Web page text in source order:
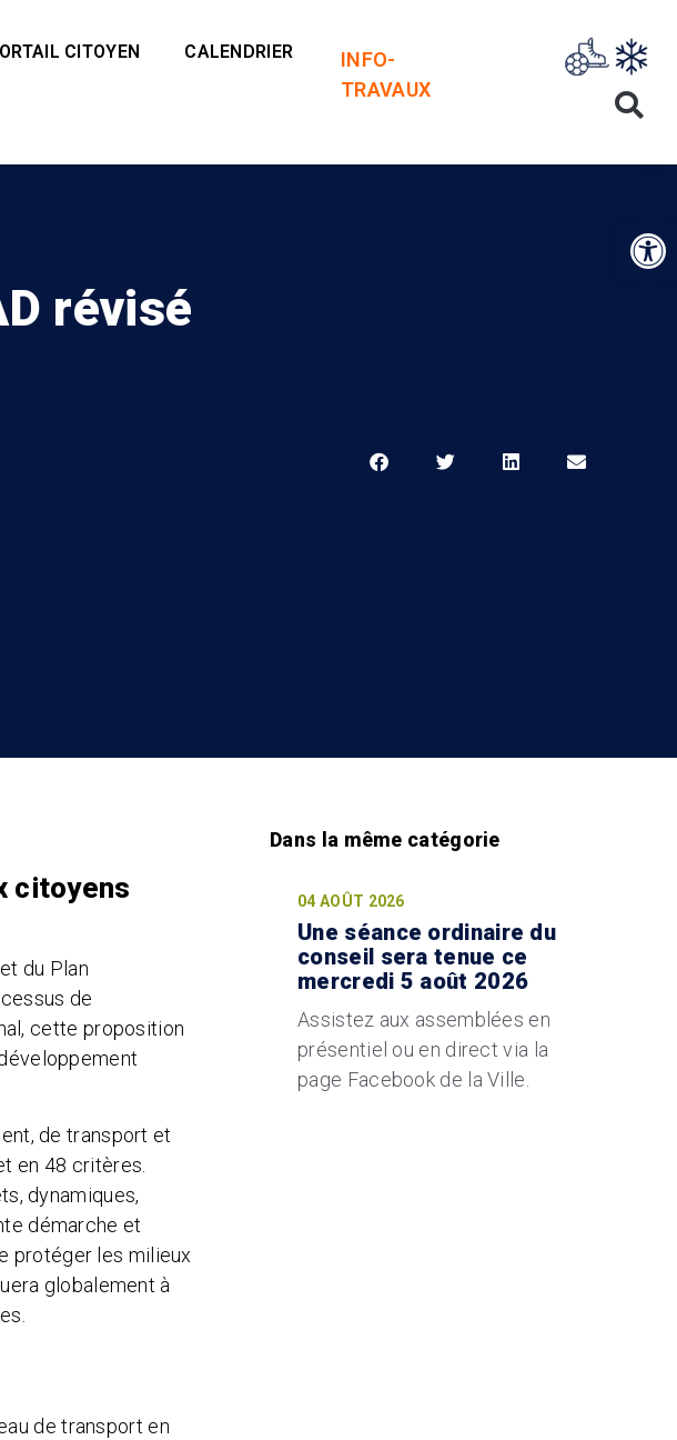
CITOYEN CALENDRIER
INFO-
TRAVAUX
révisé
citoyens
du Plan
de
cette proposition
de transport et
en 48 critères.
dynamiques,
démarche et
protéger les milieux
globalement à
de transport en
04 AOÛT 2026
Une séance ordinaire du
conseil sera tenue ce
mercredi 5 août 2026
Assistez aux assemblées en
présentiel ou en direct via la
page Facebook de la Ville.